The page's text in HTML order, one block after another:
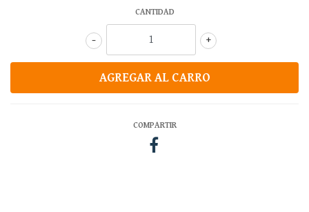
CANTIDAD
+
-
COMPARTIR